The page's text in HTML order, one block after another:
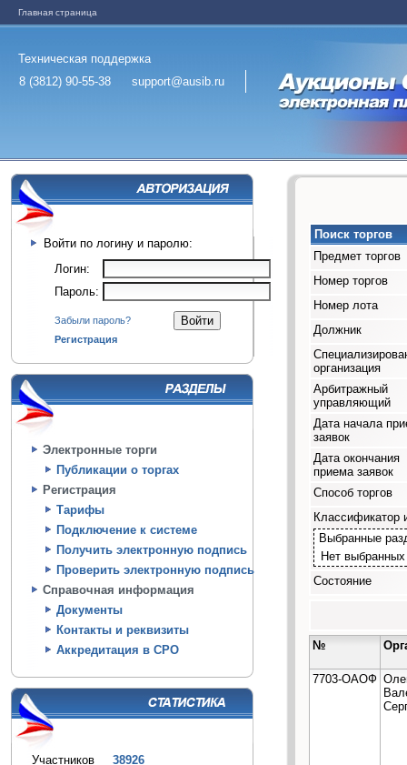
Главная страница
Техническая поддержка
8 (3812) 90-55-38
support@ausib.ru
Войти по логину и паролю:
Логин:
Пароль:
Забыли пароль?
Регистрация
Электронные торги
Публикации о торгах
Регистрация
Тарифы
Подключение к системе
Получить электронную подпись
Проверить электронную подпись
Справочная информация
Документы
Контакты и реквизиты
Аккредитация в СРО
Участников
38926
Поиск торгов
Предмет торгов
Номер торгов
Номер лота
Должник
организация
Арбитражный
управляющий
Дата начала
заявок
Дата окончания
приема заявок
Способ торгов
Классификатор
Выбранные
Нет
Состояние
№
7703-ОАОФ